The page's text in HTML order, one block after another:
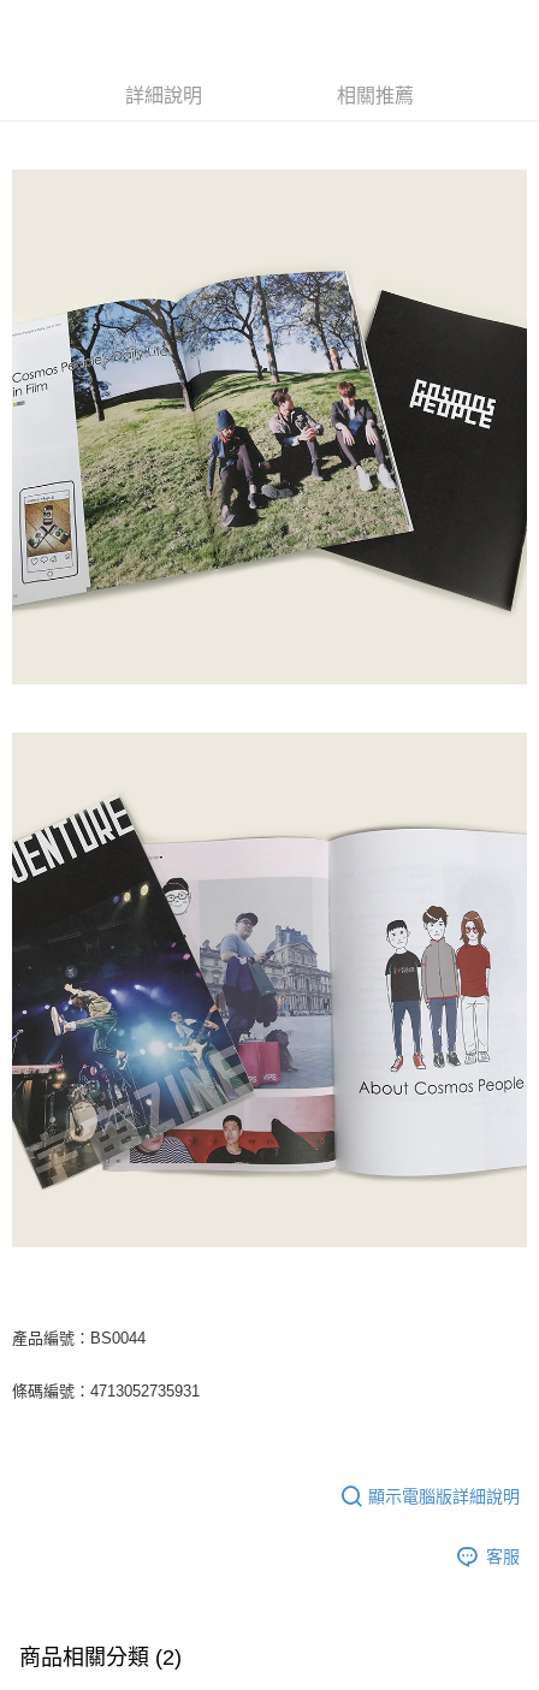
全家取貨付款
每筆NT$65，滿NT$1,000(含以上)免運費
付款後全家取貨
每筆NT$65，滿NT$1,000(含以上)免運費
7-11取貨付款
每筆NT$65，滿NT$1,000(含以上)免運費
付款後7-11取貨
每筆NT$65，滿NT$1,000(含以上)免運費
詳細說明 相關推薦
產品編號：BS0044
條碼編號：4713052735931
顯示電腦版詳細說明
客服
商品相關分類 (2)